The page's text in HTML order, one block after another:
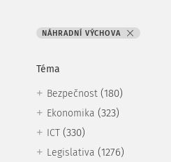
NÁHRADNÍ VÝCHOVA
Téma
Bezpečnost (180)
Ekonomika (323)
ICT (330)
Legislativa (1276)